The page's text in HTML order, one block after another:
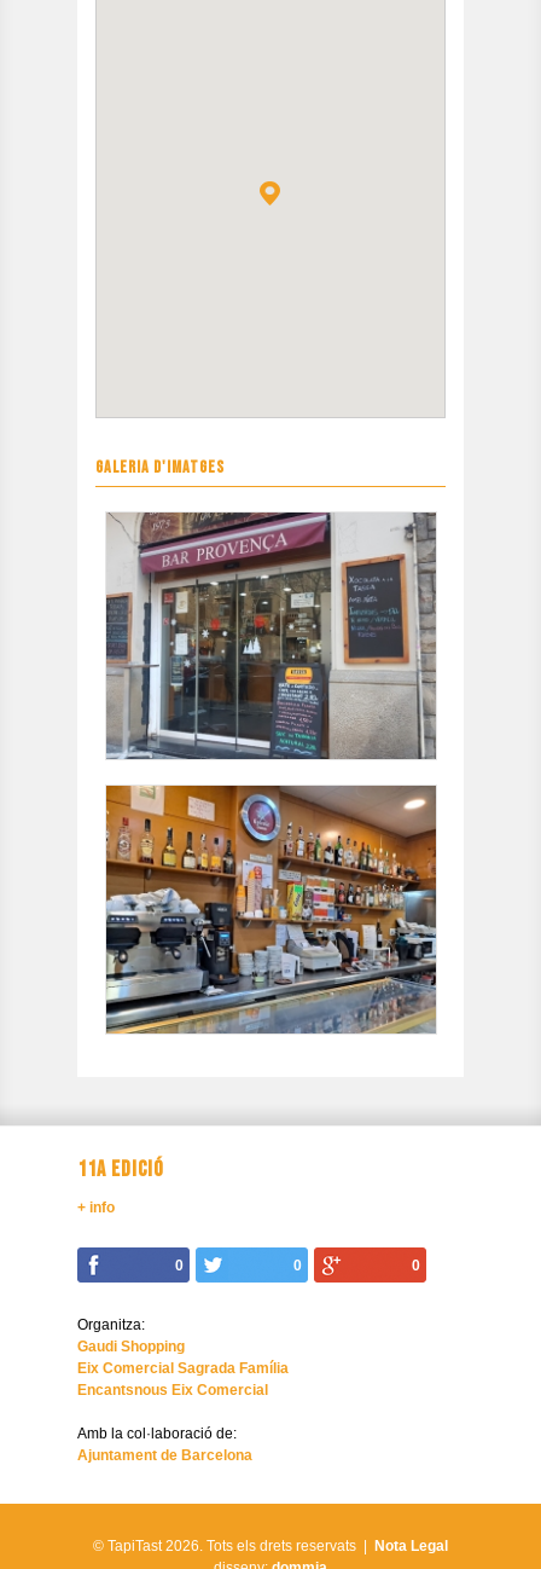
GALERIA D'IMATGES
11A EDICIÓ
+ info
0 0 0
Organitza:
Gaudi Shopping
Eix Comercial Sagrada Família
Encantsnous Eix Comercial
Amb la col·laboració de:
Ajuntament de Barcelona
© TapiTast 2026. Tots els drets reservats |
Nota Legal